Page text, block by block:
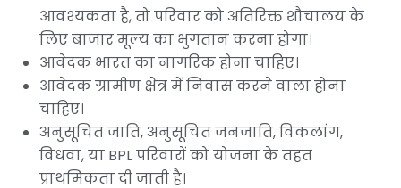
आवश्यकता है, तो परिवार को अतिरिक्त शौचालय के
लिए बाजार मूल्य का भुगतान करना होगा।
आवेदक भारत का नागरिक होना चाहिए।
आवेदक ग्रामीण क्षेत्र में निवास करने वाला होना
चाहिए।
अनुसूचित जाति, अनुसूचित जनजाति, विकलांग,
विधवा, या BPL परिवारों को योजना के तहत
प्राथमिकता दी जाती है।